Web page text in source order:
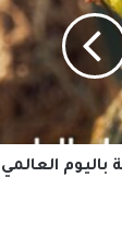
العالمي